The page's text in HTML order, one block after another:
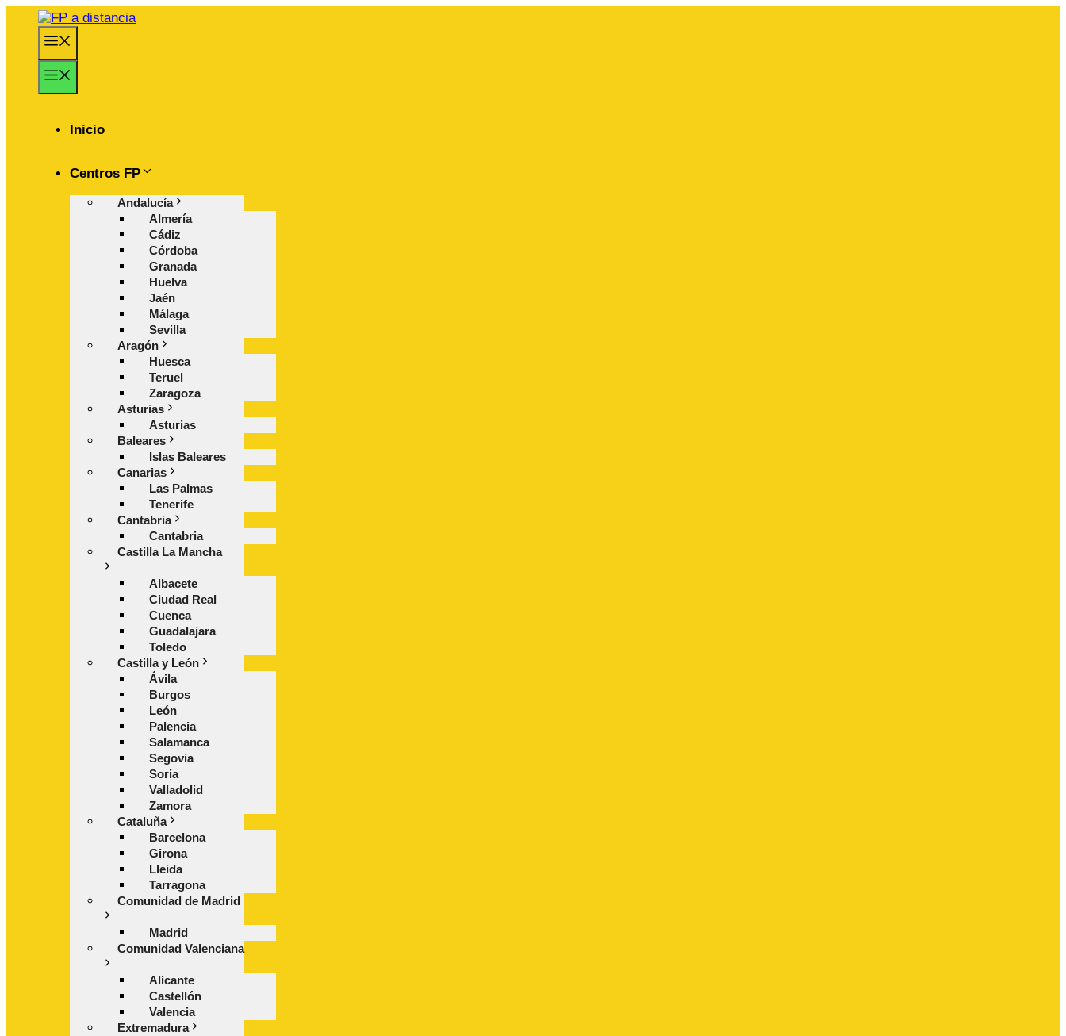
Saltar
contenido
Inicio
Centros FP
Andalucía
Almería
Cádiz
Córdoba
Granada
Huelva
Jaén
Málaga
Sevilla
Aragón
Huesca
Teruel
Zaragoza
Asturias
Asturias
Baleares
Islas Baleares
Canarias
Las Palmas
Tenerife
Cantabria
Cantabria
Castilla La Mancha
Albacete
Ciudad Real
Cuenca
Guadalajara
Toledo
Castilla y León
Ávila
Burgos
León
Palencia
Salamanca
Segovia
Soria
Valladolid
Zamora
Cataluña
Barcelona
Girona
Lleida
Tarragona
Comunidad de Madrid
Madrid
Comunidad Valenciana
Alicante
Castellón
Valencia
Extremadura